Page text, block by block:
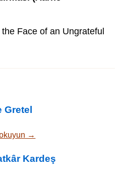
Face of an Ungrateful
Gretel
→
Kardeş